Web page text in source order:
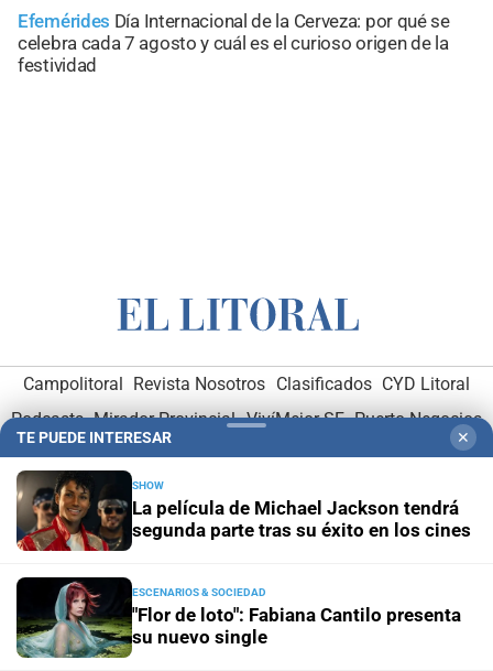
Efemérides Día Internacional de la Cerveza: por qué se
celebra cada 7 agosto y cuál es el curioso origen de la
festividad
Campolitoral Revista Nosotros Clasificados CYD Litoral
Podcasts Mirador Provincial VivíMejor SF Puerto Negocios
Notife Educacion SF
Hemeroteca Digital (1930-1979)-Receptorías de avisos-
Administración y Publicidad
TE PUEDE INTERESAR ✕
SHOW
La película de Michael Jackson tendrá
segunda parte tras su éxito en los cines
ESCENARIOS & SOCIEDAD
"Flor de loto": Fabiana Cantilo presenta
su nuevo single